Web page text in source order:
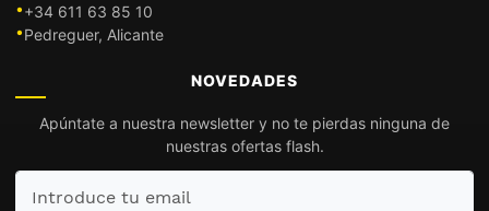
+34 611 63 85 10
Pedreguer, Alicante
NOVEDADES
Apúntate a nuestra newsletter y no te pierdas ninguna de
nuestras ofertas flash.
Introduce